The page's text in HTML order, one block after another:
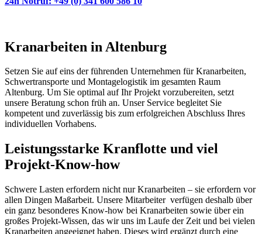
Kranarbeiten in Altenburg
Setzen Sie auf eins der führenden Unternehmen für Kranarbeiten,
Schwertransporte und Montagelogistik im gesamten Raum
Altenburg. Um Sie optimal auf Ihr Projekt vorzubereiten, setzt
unsere Beratung schon früh an. Unser Service begleitet Sie
kompetent und zuverlässig bis zum erfolgreichen Abschluss Ihres
individuellen Vorhabens.
Leistungsstarke Kranflotte und viel
Projekt-Know-how
Schwere Lasten erfordern nicht nur Kranarbeiten – sie erfordern vor
allen Dingen Maßarbeit. Unsere Mitarbeiter verfügen deshalb über
ein ganz besonderes Know-how bei Kranarbeiten sowie über ein
großes Projekt-Wissen, das wir uns im Laufe der Zeit und bei vielen
Kranarbeiten angeeignet haben. Dieses wird ergänzt durch eine